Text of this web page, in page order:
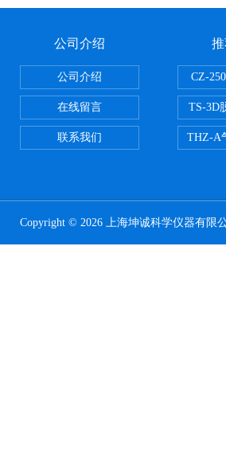
公司介绍
公司介绍
在线留言
联系我们
CZ-
TS-3D
THZ-A
Copyright © 2026 上海坤诚科学仪器有限